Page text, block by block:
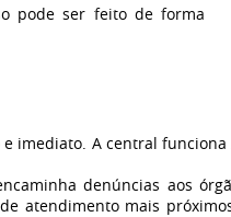
pode ser feito de forma
imediato. A central funciona
denúncias aos
atendimento mais